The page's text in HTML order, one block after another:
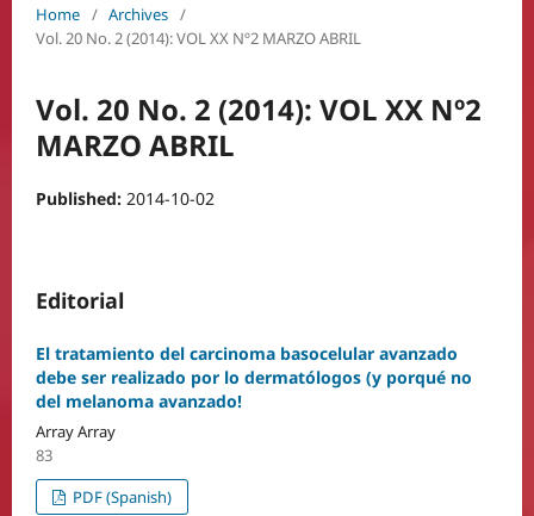
Home / Archives /
Vol. 20 No. 2 (2014): VOL XX Nº2 MARZO ABRIL
Vol. 20 No. 2 (2014): VOL XX Nº2
MARZO ABRIL
Published: 2014-10-02
Editorial
El tratamiento del carcinoma basocelular avanzado
debe ser realizado por lo dermatólogos (y porqué no
del melanoma avanzado!
Array Array
83
PDF (Spanish)